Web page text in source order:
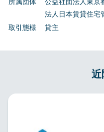
所属団体
公益社団法人東
法人日本賃貸住宅
取引態様
貸主
近